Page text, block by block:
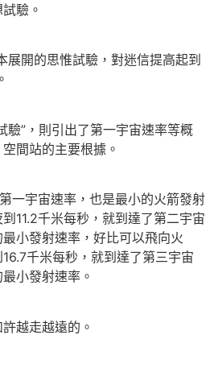
驗。
展開的思惟試驗，對迷信提高起到
驗”，則引出了第一宇宙速率等概
間站的主要根據。
一宇宙速率，也是最小的火箭發射
11.2千米每秒，就到達了第二宇宙
小發射速率，好比可以飛向火
千米每秒，就到達了第三宇宙
小發射速率。
越走越遠的。